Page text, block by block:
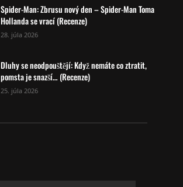
Spider-Man: Zbrusu nový den – Spider-Man Toma
Hollanda se vrací (Recenze)
28. júla 2026
Dluhy se neodpouštějí: Když nemáte co ztratit,
pomsta je snazší… (Recenze)
25. júla 2026